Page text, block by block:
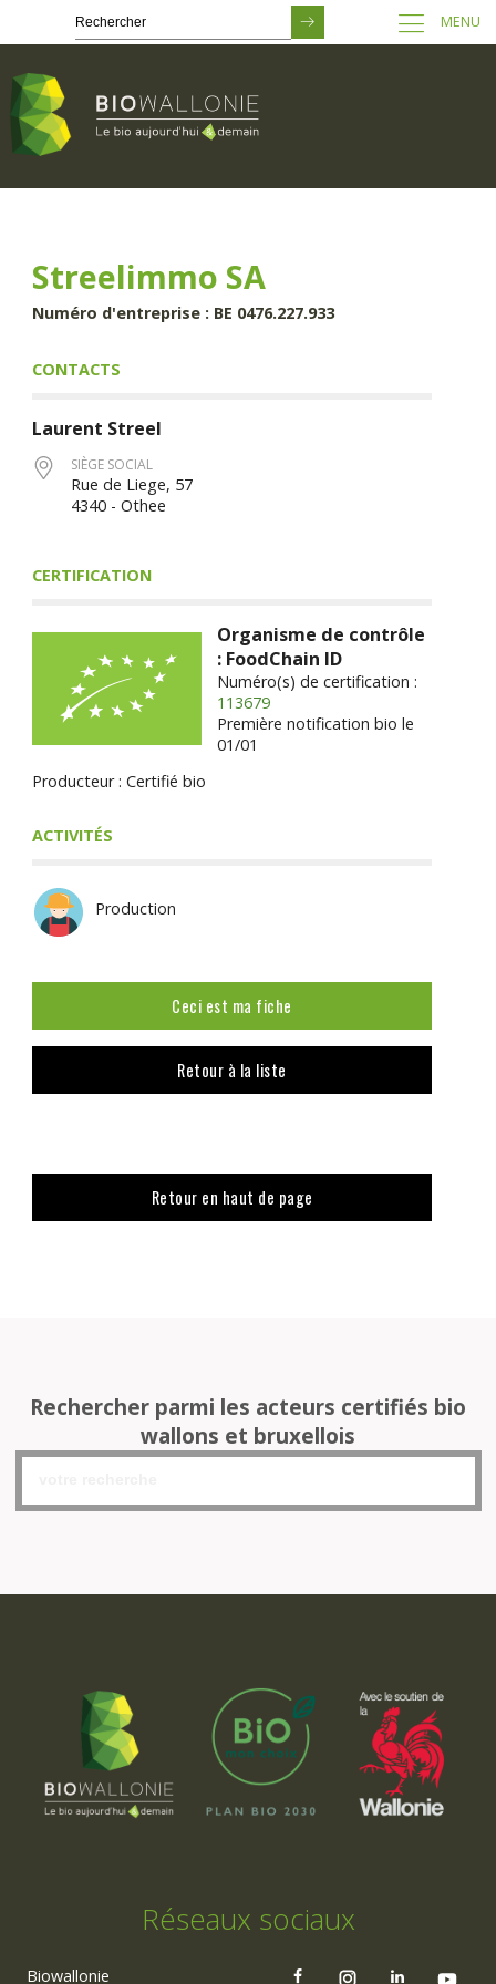
principal
MENU
Streelimmo SA
Numéro d'entreprise : BE 0476.227.933
CONTACTS
Laurent Streel
SIÈGE SOCIAL
Rue de Liege, 57
4340 - Othee
CERTIFICATION
Organisme de contrôle
: FoodChain ID
Numéro(s) de certification :
113679
Première notification bio le
01/01
Producteur : Certifié bio
ACTIVITÉS
Production
Ceci est ma fiche
Retour à la liste
Retour en haut de page
Rechercher parmi les acteurs certifiés bio
wallons et bruxellois
Réseaux sociaux
Biowallonie